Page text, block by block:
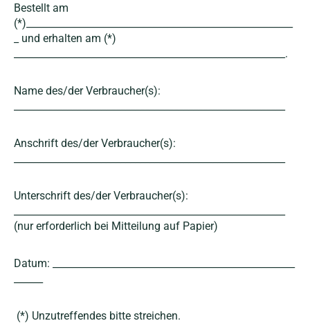
Bestellt am
(*)_______________________________________________________
_ und erhalten am (*)
________________________________________________________.
Name des/der Verbraucher(s):
Anschrift des/der Verbraucher(s):
Unterschrift des/der Verbraucher(s):
(nur erforderlich bei Mitteilung auf Papier)
Datum: __________________________________________________
(*) Unzutreffendes bitte streichen.